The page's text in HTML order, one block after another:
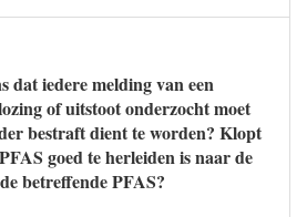
dat iedere melding van een
of uitstoot onderzocht moet
bestraft dient te worden? Klopt
goed te herleiden is naar de
betreffende PFAS?